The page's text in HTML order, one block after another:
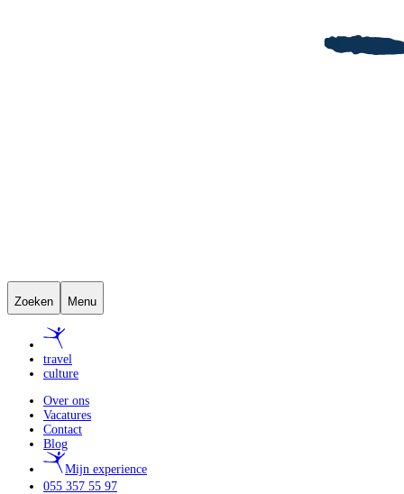
Zoeken Menu
travel
culture
Over ons
Vacatures
Contact
Blog
Mijn experience
055 357 55 97